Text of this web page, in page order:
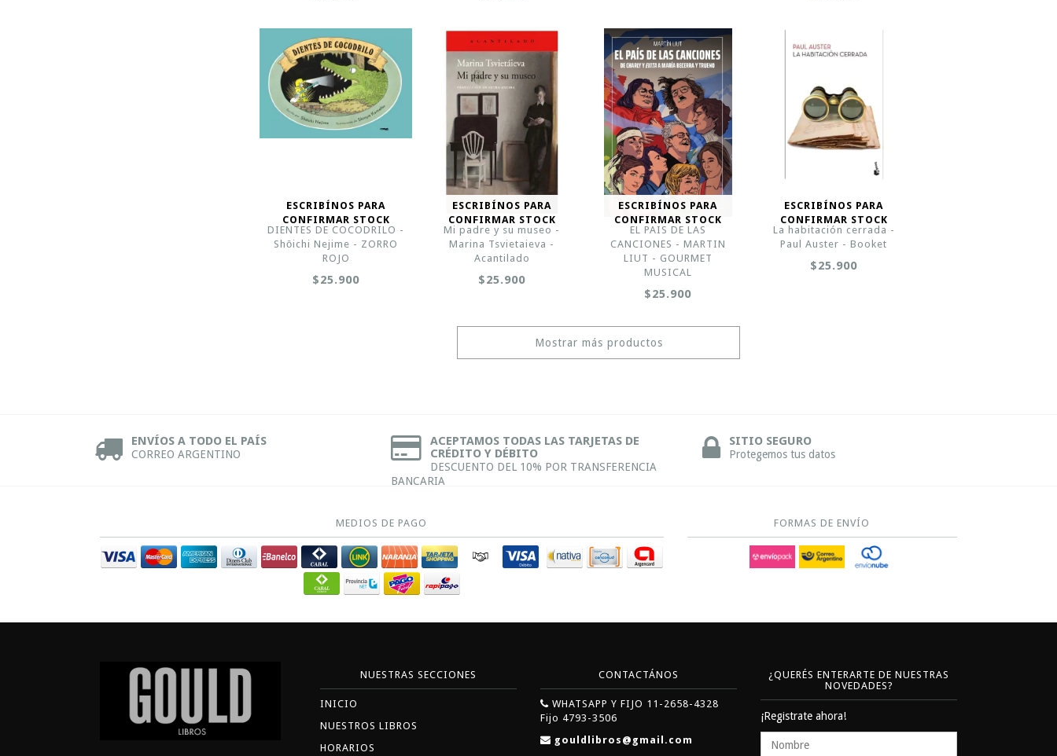
ESCRIBÍNOS PARA
CONFIRMAR STOCK
DIENTES DE COCODRILO -
Shōichi Nejime - ZORRO
ROJO
$25.900
ESCRIBÍNOS PARA
CONFIRMAR STOCK
Mi padre y su museo -
Marina Tsvietaieva -
Acantilado
$25.900
ESCRIBÍNOS PARA
CONFIRMAR STOCK
EL PAIS DE LAS
CANCIONES - MARTIN
LIUT - GOURMET
MUSICAL
$25.900
ESCRIBÍNOS PARA
CONFIRMAR STOCK
La habitación cerrada -
Paul Auster - Booket
$25.900
Mostrar más productos
ENVÍOS A TODO EL PAÍS
CORREO ARGENTINO
ACEPTAMOS TODAS LAS TARJETAS DE
CRÉDITO Y DÉBITO
DESCUENTO DEL 10% POR TRANSFERENCIA
BANCARIA
SITIO SEGURO
Protegemos tus datos
MEDIOS DE PAGO FORMAS DE ENVÍO
NUESTRAS SECCIONES
INICIO
NUESTROS LIBROS
HORARIOS
CONTACTÁNOS
WHATSAPP Y FIJO 11-2658-4328
Fijo 4793-3506
gouldlibros@gmail.com
¿QUERÉS ENTERARTE DE NUESTRAS
NOVEDADES?
¡Registrate ahora!